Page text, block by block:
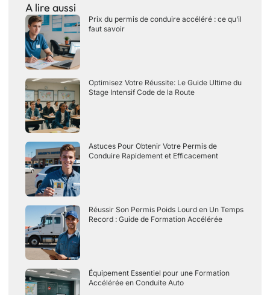
A lire aussi
Prix du permis de conduire accéléré : ce qu’il
faut savoir
Optimisez Votre Réussite: Le Guide Ultime du
Stage Intensif Code de la Route
Astuces Pour Obtenir Votre Permis de
Conduire Rapidement et Efficacement
Réussir Son Permis Poids Lourd en Un Temps
Record : Guide de Formation Accélérée
Équipement Essentiel pour une Formation
Accélérée en Conduite Auto